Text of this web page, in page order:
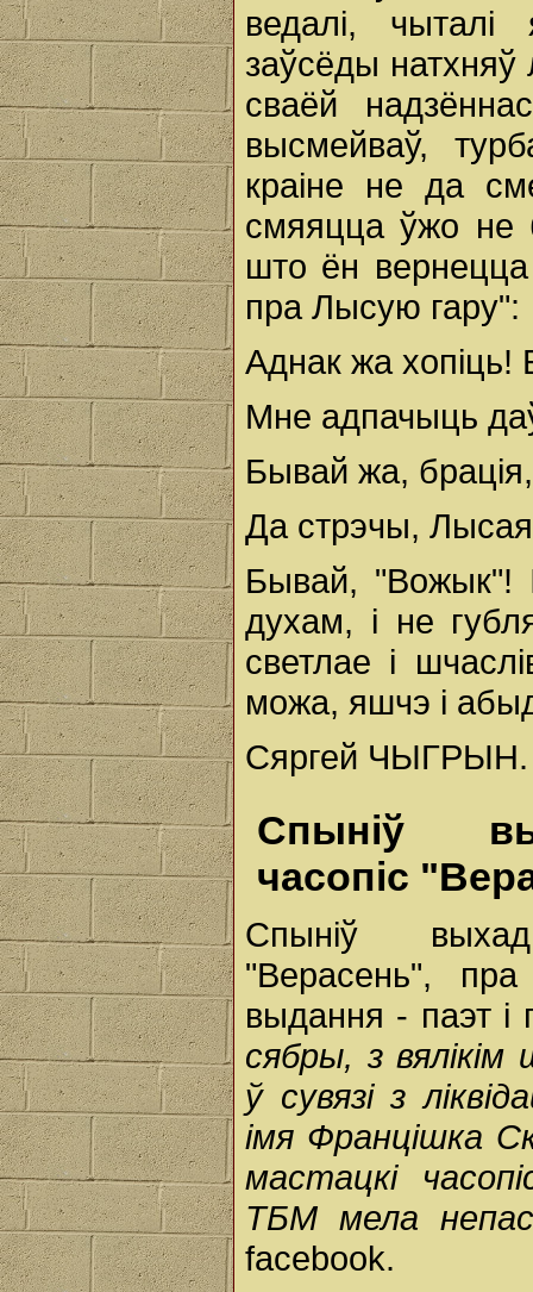
ведалі, чыталі
заўсёды натхняў
сваёй
высмейваў,
краіне не да
смяяцца ўжо не
што ён
пра Лысую гару":
Аднак жа хопіць!
Мне адпачыць
Бывай жа,
Да стрэчы,
Бывай, "Вожык"!
духам, і не
светлае і
можа, яшчэ і
Сяргей ЧЫГРЫН.
Спыніў
часопіс
Спыніў выхад
"Верасень", пра
выдання - паэт і
сябры, з
ў сувязі з
імя Францішка
мастацкі
ТБМ мела
facebook.